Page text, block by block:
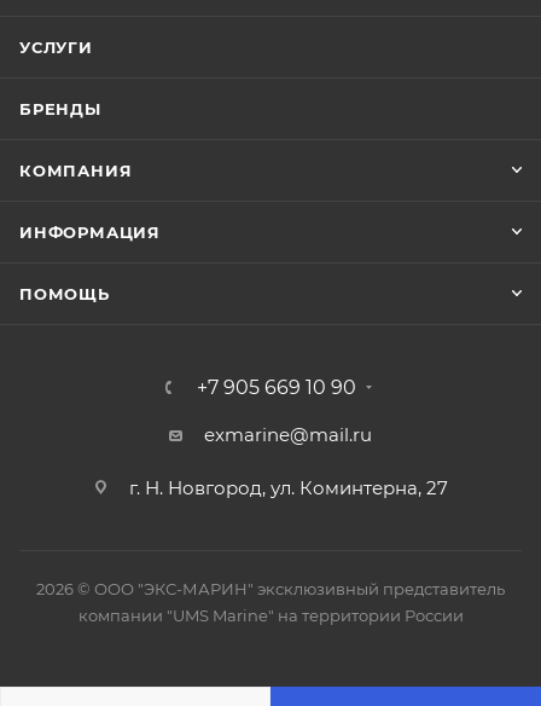
УСЛУГИ
БРЕНДЫ
КОМПАНИЯ
ИНФОРМАЦИЯ
ПОМОЩЬ
+7 905 669 10 90
exmarine@mail.ru
г. Н. Новгород, ул. Коминтерна, 27
2026 © ООО "ЭКС-МАРИН" эксклюзивный представитель
компании "UMS Marine" на территории России